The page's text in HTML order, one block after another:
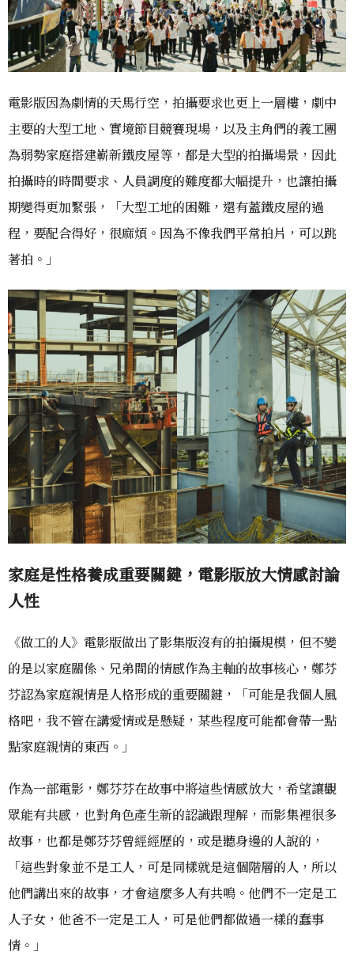
電影版因為劇情的天馬行空，拍攝要求也更上一層樓，劇中
主要的大型工地、實境節目競賽現場，以及主角們的義工團
為弱勢家庭搭建嶄新鐵皮屋等，都是大型的拍攝場景，因此
拍攝時的時間要求、人員調度的難度都大幅提升，也讓拍攝
期變得更加緊張，「大型工地的困難，還有蓋鐵皮屋的過
程，要配合得好，很麻煩。因為不像我們平常拍片，可以跳
著拍。」
家庭是性格養成重要關鍵，電影版放大情感討論
人性
《做工的人》電影版做出了影集版沒有的拍攝規模，但不變
的是以家庭關係、兄弟間的情感作為主軸的故事核心，鄭芬
芬認為家庭親情是人格形成的重要關鍵，「可能是我個人風
格吧，我不管在講愛情或是懸疑，某些程度可能都會帶一點
點家庭親情的東西。」
作為一部電影，鄭芬芬在故事中將這些情感放大，希望讓觀
眾能有共感，也對角色產生新的認識跟理解，而影集裡很多
故事，也都是鄭芬芬曾經經歷的，或是聽身邊的人說的，
「這些對象並不是工人，可是同樣就是這個階層的人，所以
他們講出來的故事，才會這麼多人有共鳴。他們不一定是工
人子女，他爸不一定是工人，可是他們都做過一樣的蠢事
情。」